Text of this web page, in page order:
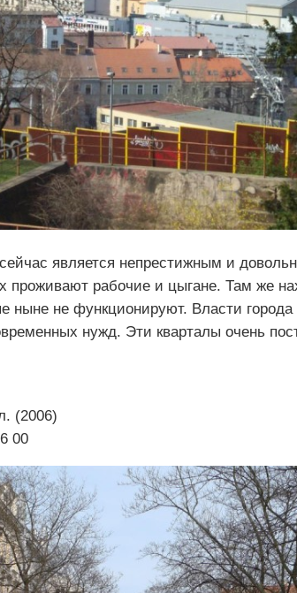
является непрестижным и
рабочие и цыгане. Там же
ныне не функционируют. Власти
нужд. Эти кварталы очень
(2006)
00